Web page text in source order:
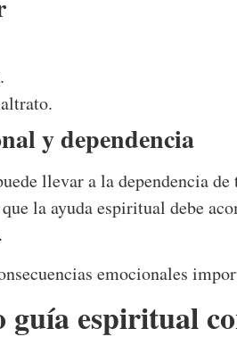
y dependencia
llevar a la dependencia
la ayuda espiritual debe
emocionales
guía espiritual